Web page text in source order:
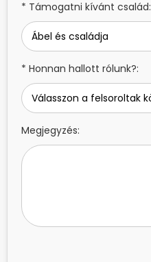
* Támogatni kívánt család:
* Honnan hallott rólunk?:
Megjegyzés: